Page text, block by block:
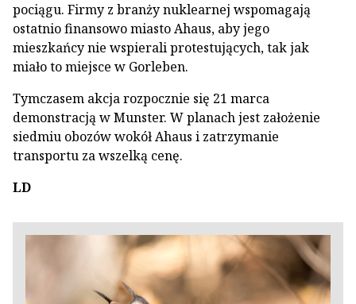
pociągu. Firmy z branży nuklearnej wspomagają
ostatnio finansowo miasto Ahaus, aby jego
mieszkańcy nie wspierali protestujących, tak jak
miało to miejsce w Gorleben.
Tymczasem akcja rozpocznie się 21 marca
demonstracją w Munster. W planach jest założenie
siedmiu obozów wokół Ahaus i zatrzymanie
transportu za wszelką cenę.
LD